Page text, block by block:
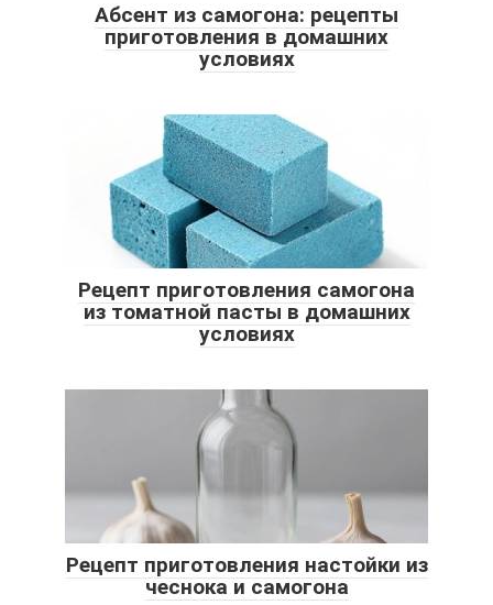
Абсент из самогона: рецепты
приготовления в домашних
условиях
Рецепт приготовления самогона
из томатной пасты в домашних
условиях
Рецепт приготовления настойки из
чеснока и самогона